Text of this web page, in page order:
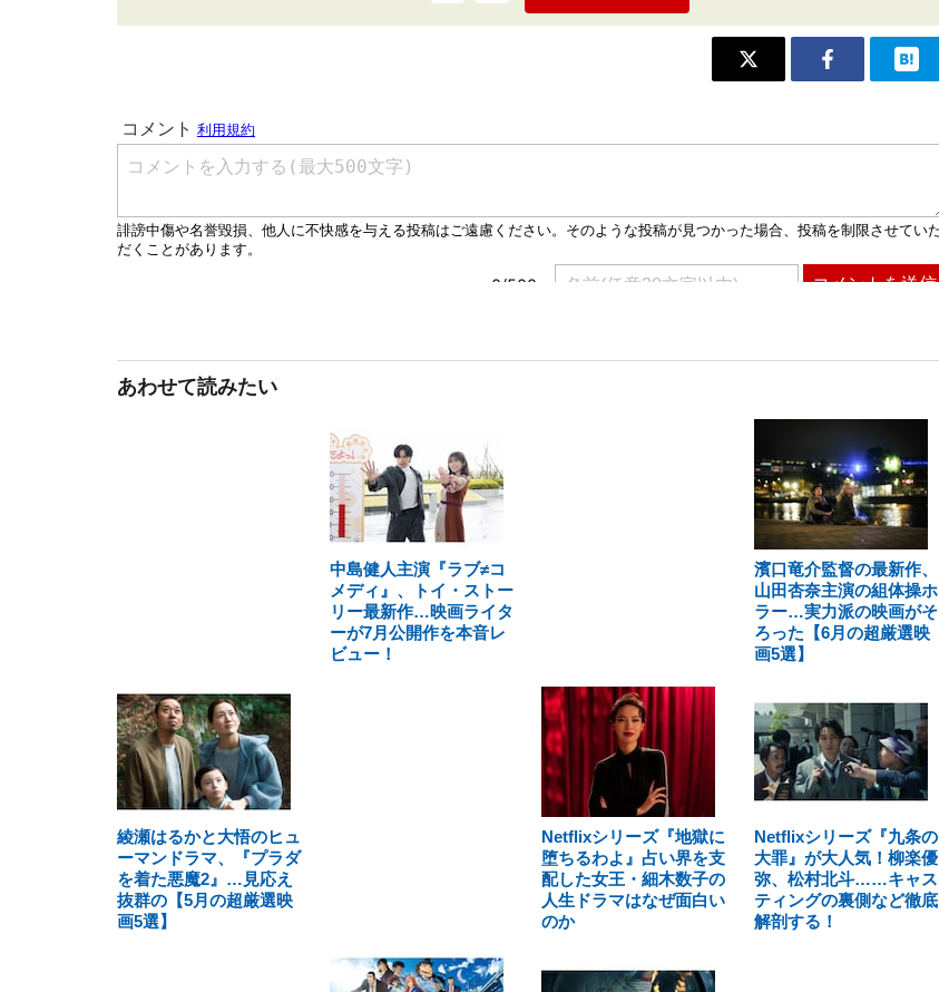
あわせて読みたい
中島健人主演『ラブ≠コ
メディ』、トイ・ストー
リー最新作…映画ライタ
ーが7月公開作を本音レ
ビュー！
濱口竜介監督の最新作、
山田杏奈主演の組体操ホ
ラー…実力派の映画がそ
ろった【6月の超厳選映
画5選】
綾瀬はるかと大悟のヒュ
ーマンドラマ、『プラダ
を着た悪魔2』…見応え
抜群の【5月の超厳選映
画5選】
Netflixシリーズ『地獄に
堕ちるわよ』占い界を支
配した女王・細木数子の
人生ドラマはなぜ面白い
のか
Netflixシリーズ『九条の
大罪』が大人気！柳楽優
弥、松村北斗……キャス
ティングの裏側など徹底
解剖する！